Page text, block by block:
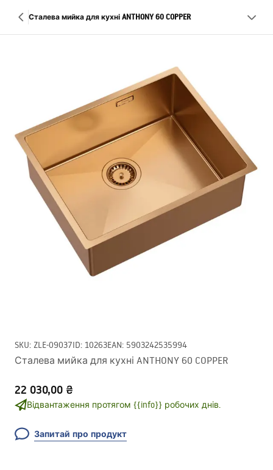
Сталева мийка для кухні ANTHONY 60 COPPER
SKU: ZLE-09037ID: 10263EAN: 5903242535994
Сталева мийка для кухні ANTHONY 60 COPPER
22 030,00 ₴
Відвантаження протягом {{info}} робочих днів.
Запитай про продукт